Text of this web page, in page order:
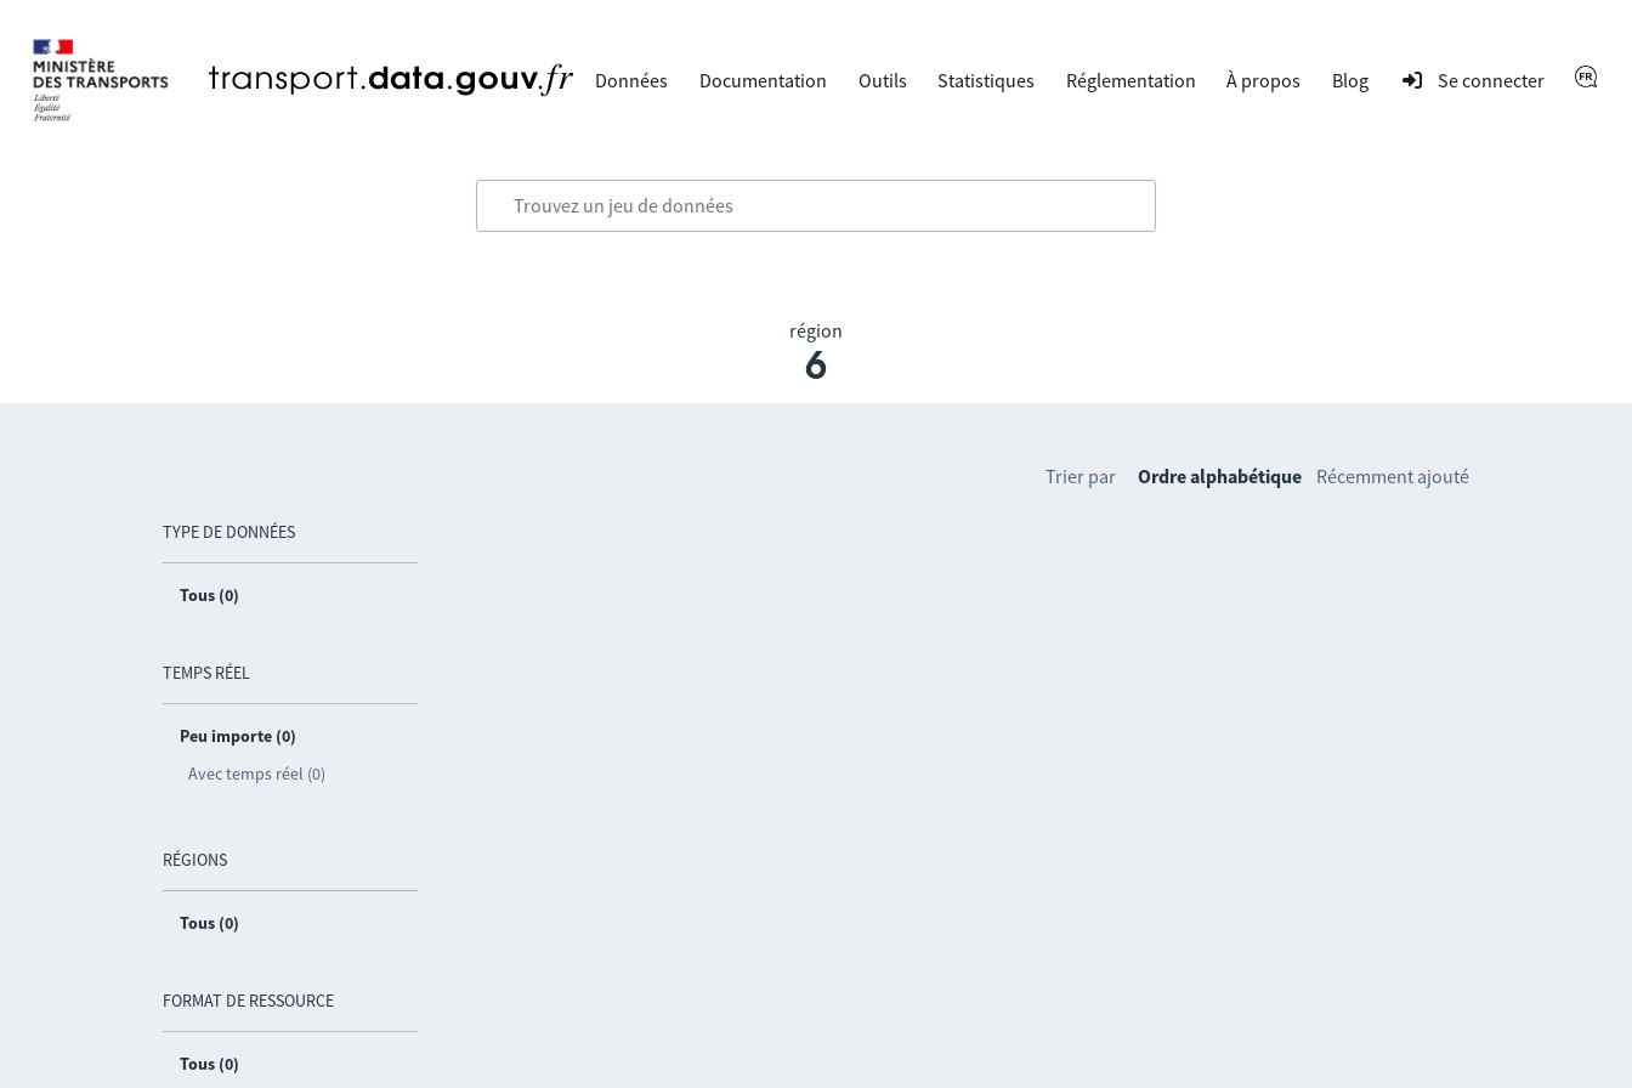
Données Documentation Outils Statistiques Réglementation À propos Blog Se connecter
région
6
TYPE DE DONNÉES
Tous (0)
TEMPS RÉEL
Peu importe (0)
Avec temps réel (0)
RÉGIONS
Tous (0)
FORMAT DE RESSOURCE
Tous (0)
Trier par Ordre alphabétique Récemment ajouté